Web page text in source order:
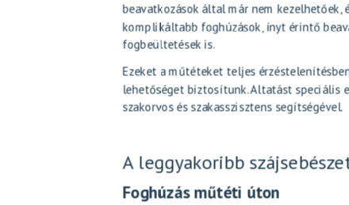
beavatkozások által már nem kezelhetőek,
komplikáltabb foghúzások, ínyt érintő
fogbeültetések is.
Ezeket a műtéteket teljes
lehetőséget biztosítunk. Altatást speciális
szakorvos és szakasszisztens segítségével.
A leggyakoribb
Foghúzás műtéti úton